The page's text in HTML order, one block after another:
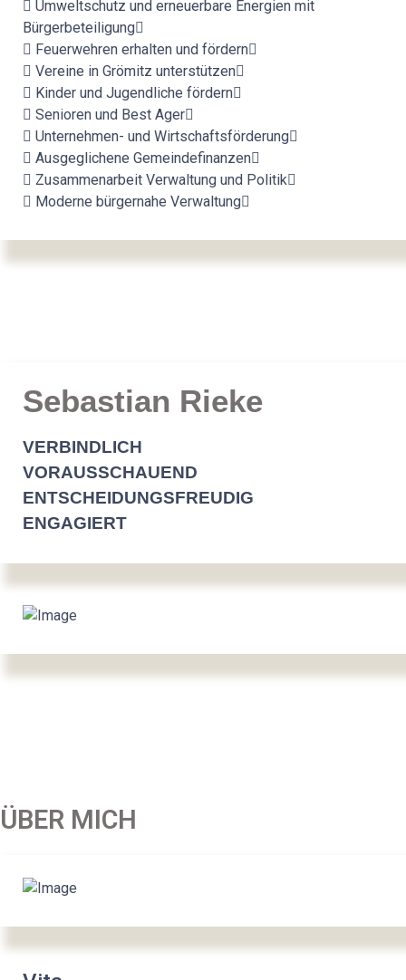
Umweltschutz und erneuerbare Energien mit
Bürgerbeteiligung
Feuerwehren erhalten und fördern
Vereine in Grömitz unterstützen
Kinder und Jugendliche fördern
Senioren und Best Ager
Unternehmen- und Wirtschaftsförderung
Ausgeglichene Gemeindefinanzen
Zusammenarbeit Verwaltung und Politik
Moderne bürgernahe Verwaltung
Sebastian Rieke
VERBINDLICH
VORAUSSCHAUEND
ENTSCHEIDUNGSFREUDIG
ENGAGIERT
ÜBER MICH